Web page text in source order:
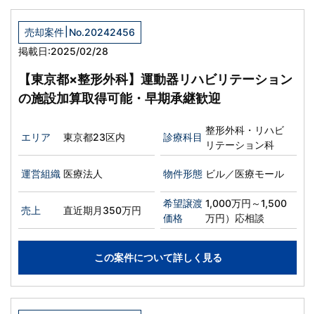
売却案件 No.20242456
掲載日:2025/02/28
【東京都×整形外科】運動器リハビリテーション
の施設加算取得可能・早期承継歓迎
エリア 東京都23区内 診療科目
整形外科・リハビ
リテーション科
運営組織 医療法人 物件形態 ビル／医療モール
売上 直近期月350万円
希望譲渡
価格
1,000万円～1,500
万円）応相談
この案件について詳しく見る